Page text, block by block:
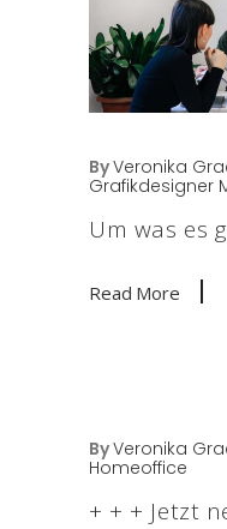
ByVeronika
Grafikdesigner
Um was es
Read More
ByVeronika
Homeoffice
+ + + Jetzt